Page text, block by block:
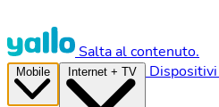
Salta al contenuto.
Dispositivi